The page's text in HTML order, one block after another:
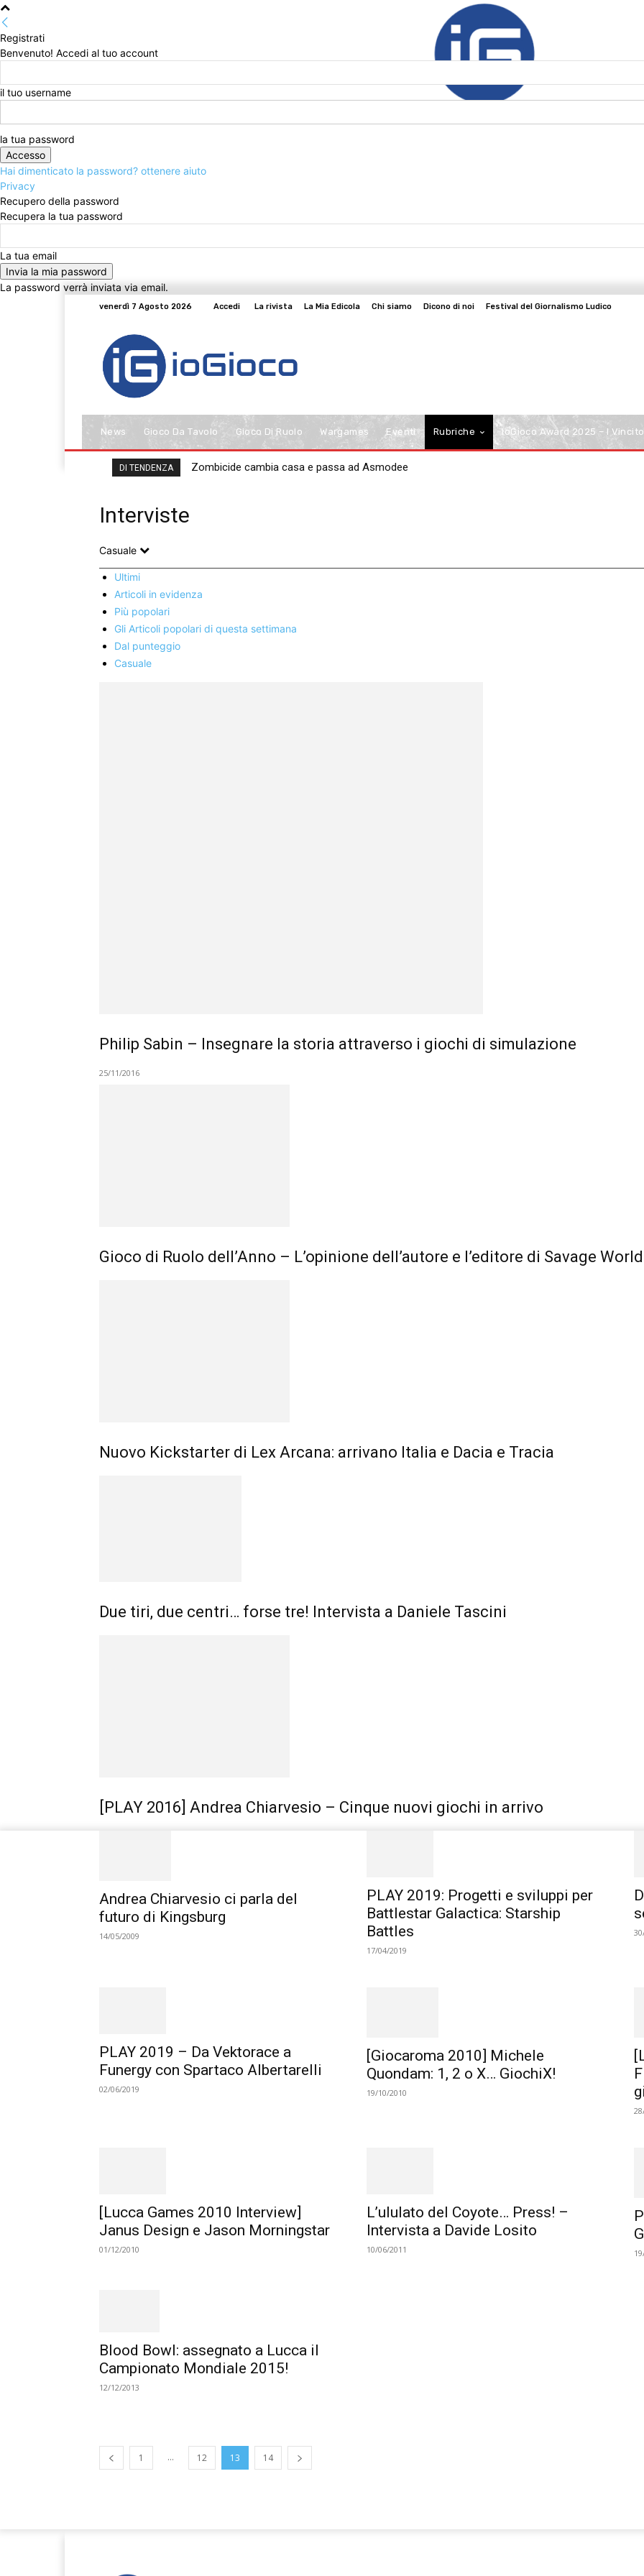
Registrati
Benvenuto! Accedi al tuo account
il tuo username
la tua password
Hai dimenticato la password? ottenere aiuto
Privacy
Recupero della password
Recupera la tua password
La tua email
La password verrà inviata via email.
venerdì 7 Agosto 2026 Accedi La rivista La Mia Edicola Chi siamo Dicono di noi Festival del Giornalismo Ludico
News Gioco Da Tavolo Gioco Di Ruolo Wargames Eventi Rubriche IoGioco Award 2025 – I
DI TENDENZA Zombicide cambia casa e passa ad Asmodee
Interviste
Casuale
Ultimi
Articoli in evidenza
Più popolari
Gli Articoli popolari di questa settimana
Dal punteggio
Casuale
Philip Sabin – Insegnare la storia attraverso i giochi di simulazione
25/11/2016
Gioco di Ruolo dell’Anno – L’opinione dell’autore e l’editore di Savage
Nuovo Kickstarter di Lex Arcana: arrivano Italia e Dacia e Tracia
Due tiri, due centri… forse tre! Intervista a Daniele Tascini
[PLAY 2016] Andrea Chiarvesio – Cinque nuovi giochi in arrivo
Andrea Chiarvesio ci parla del
futuro di Kingsburg
14/05/2009
PLAY 2019: Progetti e sviluppi per
Battlestar Galactica: Starship
Battles
17/04/2019
PLAY 2019 – Da Vektorace a
Funergy con Spartaco Albertarelli
02/06/2019
[Giocaroma 2010] Michele
Quondam: 1, 2 o X… GiochiX!
19/10/2010
[Lucca Games 2010 Interview]
Janus Design e Jason Morningstar
01/12/2010
L’ululato del Coyote… Press! –
Intervista a Davide Losito
10/06/2011
Blood Bowl: assegnato a Lucca il
Campionato Mondiale 2015!
12/12/2013
1 ... 12 13 14